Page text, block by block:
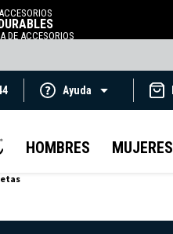
DE ACCESORIOS
Ayuda
HOMBRES MUJERES